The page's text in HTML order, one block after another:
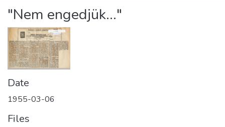
Statistics
About us
"Nem engedjük…"
Date
1955-03-06
Files